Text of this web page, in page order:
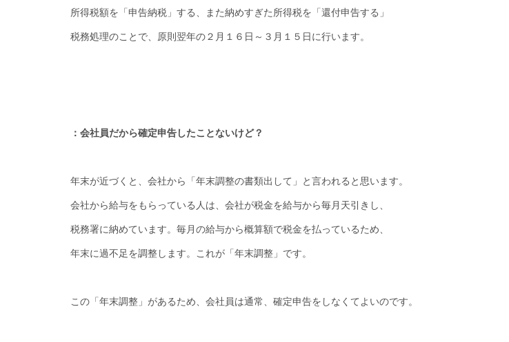
所得税額を「申告納税」する、また納めすぎた所得税を「還付申告する」
税務処理のことで、原則翌年の２月１６日～３月１５日に行います。
：会社員だから確定申告したことないけど？
年末が近づくと、会社から「年末調整の書類出して」と言われると思います。
会社から給与をもらっている人は、会社が税金を給与から毎月天引きし、
税務署に納めています。毎月の給与から概算額で税金を払っているため、
年末に過不足を調整します。これが「年末調整」です。
この「年末調整」があるため、会社員は通常、確定申告をしなくてよいのです。